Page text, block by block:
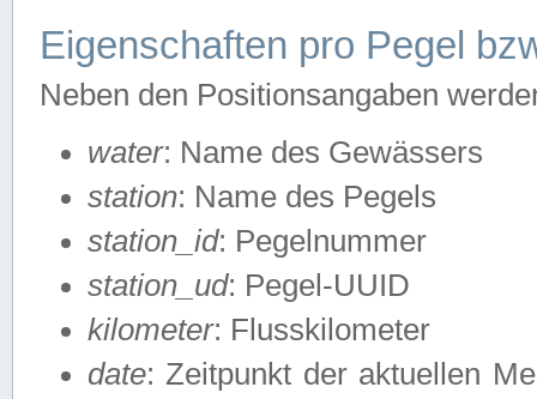
Eigenschaften pro Pegel
Neben den Positionsangaben
water: Name des Gewässers
station: Name des Pegels
station_id: Pegelnummer
station_ud: Pegel-UUID
kilometer: Flusskilometer
date: Zeitpunkt der aktuellen